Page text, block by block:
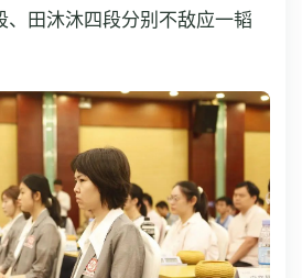
、田沐沐四段分别不敌应一韬